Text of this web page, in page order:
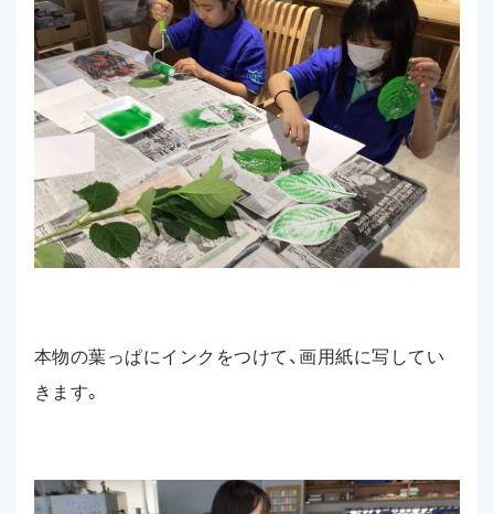
本物の葉っぱにインクをつけて、画用紙に写してい
きます。